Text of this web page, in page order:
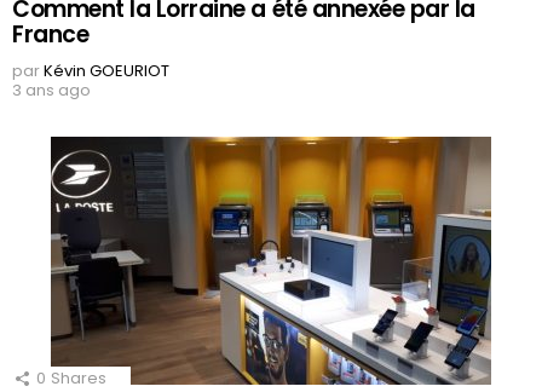
Comment la Lorraine a été annexée par la
France
parKévin GOEURIOT
3 ans ago
0 Shares